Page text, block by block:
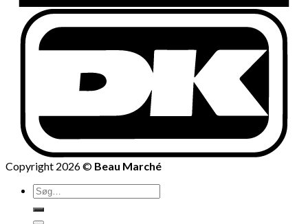
Copyright 2026 © Beau Marché
Søg
efter: